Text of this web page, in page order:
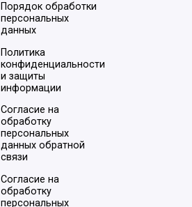
Порядок обработки
персональных
данных
Политика
конфиденциальности
и защиты
информации
Согласие на
обработку
персональных
данных обратной
связи
Согласие на
обработку
персональных